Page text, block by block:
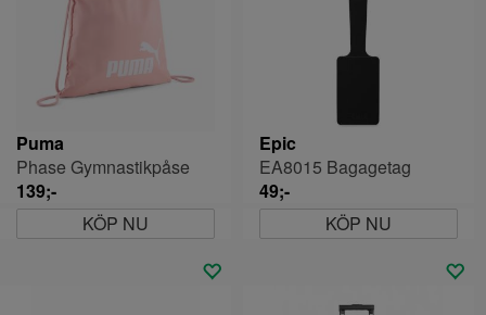
Puma
Phase Gymnastikpåse
139;-
KÖP NU
Epic
EA8015 Bagagetag
49;-
KÖP NU